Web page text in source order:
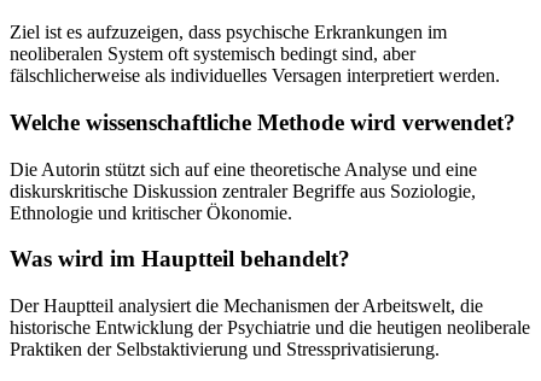
Ziel ist es aufzuzeigen, dass psychische Erkrankungen im
neoliberalen System oft systemisch bedingt sind, aber
fälschlicherweise als individuelles Versagen interpretiert werden.
Welche wissenschaftliche Methode wird verwendet?
Die Autorin stützt sich auf eine theoretische Analyse und eine
diskurskritische Diskussion zentraler Begriffe aus Soziologie,
Ethnologie und kritischer Ökonomie.
Was wird im Hauptteil behandelt?
Der Hauptteil analysiert die Mechanismen der Arbeitswelt, die
historische Entwicklung der Psychiatrie und die heutigen neoliberale
Praktiken der Selbstaktivierung und Stressprivatisierung.